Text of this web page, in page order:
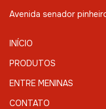
Avenida senador
INÍCIO
PRODUTOS
ENTRE MENINAS
CONTATO